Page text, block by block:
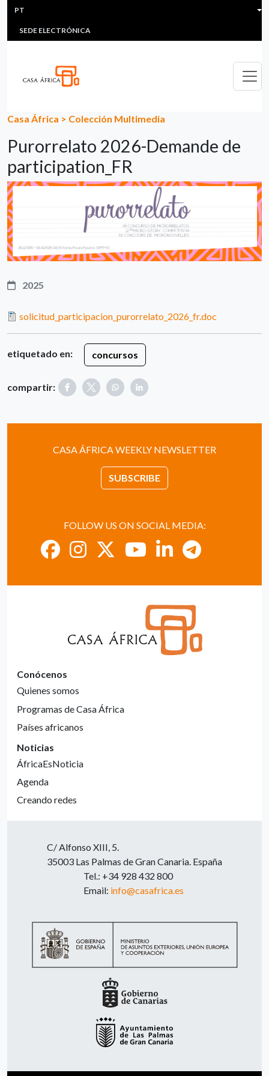
Passar para o conteúdo principal
HEADER MENU
MULTIMEDIA
SEDE ELECTRÓNICA
PT
Casa África > Colección Multimedia
Purorrelato 2026-Demande de
participation_FR
2025
solicitud_participacion_purorrelato_2026_fr.doc
etiquetado en: concursos
compartir:
CASA ÁFRICA WEEKLY NEWSLETTER
SUBSCRIBE
FOLLOW US ON SOCIAL MEDIA:
Conócenos
Quienes somos
Programas de Casa África
Países africanos
Noticias
ÁfricaEsNoticia
Agenda
Creando redes
C/ Alfonso XIII, 5.
35003 Las Palmas de Gran Canaria. España
Tel.: +34 928 432 800
Email: info@casafrica.es